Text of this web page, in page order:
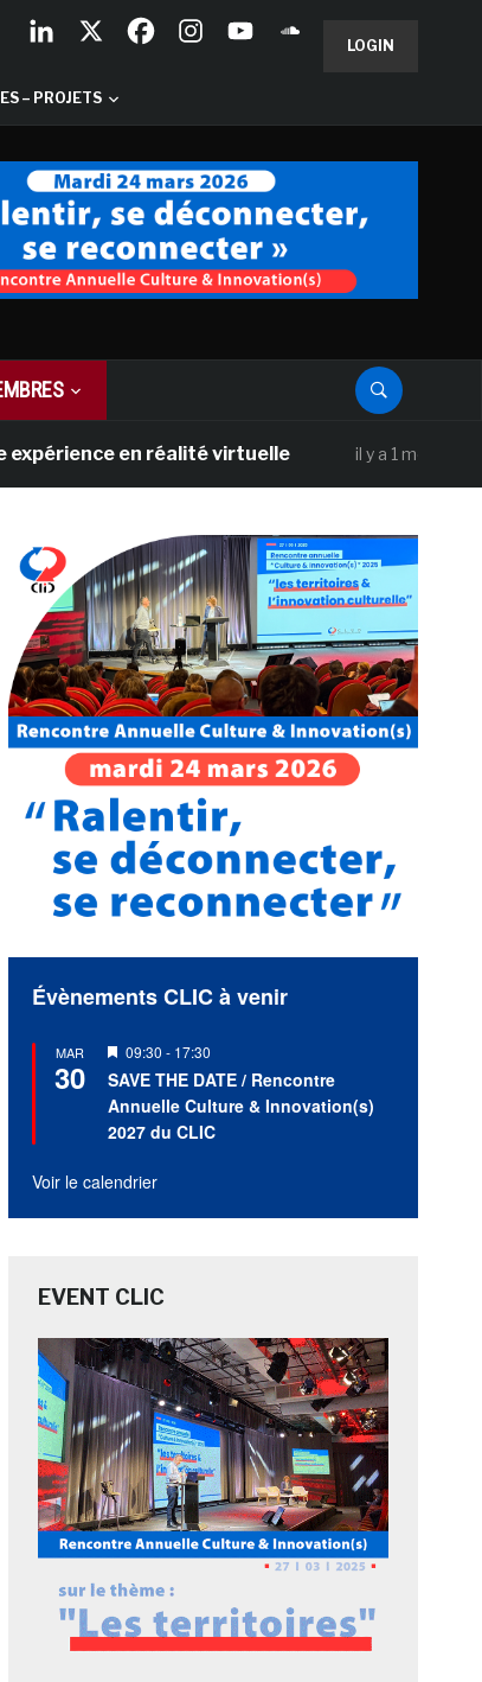
LOGIN
– PROJETS
en réalité virtuelle il y a 1 mois Les
Évènements CLIC à venir
MAR
30
Mis
en
avant
09:30 - 17:30
SAVE THE DATE / Rencontre
Annuelle Culture & Innovation(s)
2027 du CLIC
Voir le calendrier
EVENT CLIC